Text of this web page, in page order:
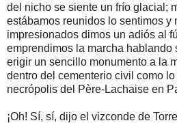
del nicho se siente un frío glacial;
estábamos reunidos lo sentimos y
impresionados dimos un adiós al
emprendimos la marcha hablando
erigir un sencillo monumento a la
dentro del cementerio civil como
necrópolis del Père-Lachaise en
¡Oh! Sí, sí, dijo el vizconde de